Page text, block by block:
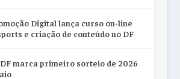
Digital lança curso on-line
e criação de conteúdo no DF
marca primeiro sorteio de 2026